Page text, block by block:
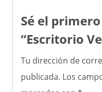
Sé el
“Escritorio
Tu dirección de
publicada. Los